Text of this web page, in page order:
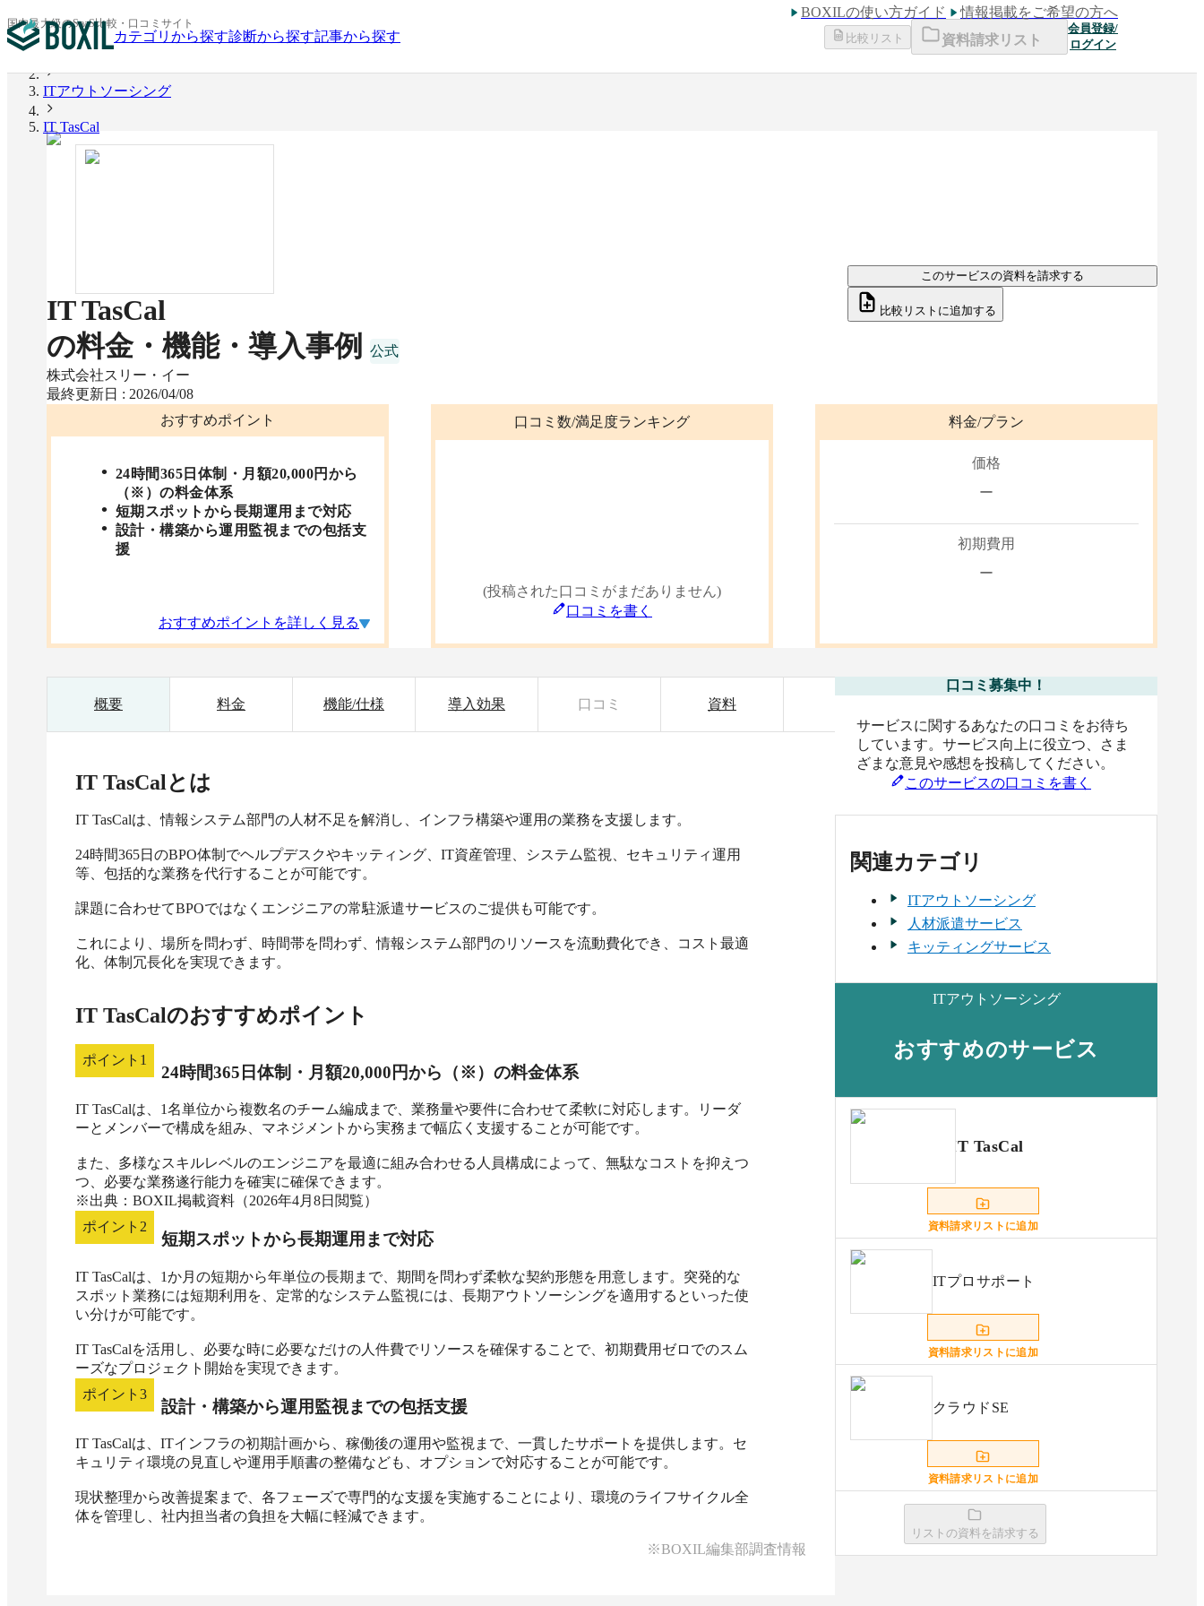
国内最大級のSaaS比較・口コミサイト
BOXILの使い方ガイド
情報掲載をご希望の方へ
カテゴリから探す診断から探す記事から探す 比較リスト 資料請求リスト
会員登録/
ログイン
ITアウトソーシング
IT TasCal
IT TasCal
の料金・機能・導入事例
株式会社スリー・イー
最終更新日 : 2026/04/08
このサービスの資料を請求する
比較リストに追加する
おすすめポイント
24時間365日体制・月額20,000円から
（※）の料金体系
短期スポットから長期運用まで対応
設計・構築から運用監視までの包括支
援
おすすめポイントを詳しく見る
口コミ数/満足度ランキング
(投稿された口コミがまだありません)
口コミを書く
料金/プラン
価格
ー
初期費用
ー
概要 料金 機能/仕様 導入効果 口コミ 資料
IT TasCal とは
IT TasCalは、情報システム部門の人材不足を解消し、インフラ構築や運用の業務を支援します。
24時間365日のBPO体制でヘルプデスクやキッティング、IT資産管理、システム監視、セキュリティ運用
等、包括的な業務を代行することが可能です。
課題に合わせてBPOではなくエンジニアの常駐派遣サービスのご提供も可能です。
これにより、場所を問わず、時間帯を問わず、情報システム部門のリソースを流動費化でき、コスト最適
化、体制冗長化を実現できます。
IT TasCalのおすすめポイント
ポイント 1
24時間365日体制・月額20,000円から（※）の料金体系
IT TasCalは、1名単位から複数名のチーム編成まで、業務量や要件に合わせて柔軟に対応します。リーダ
ーとメンバーで構成を組み、マネジメントから実務まで幅広く支援することが可能です。
また、多様なスキルレベルのエンジニアを最適に組み合わせる人員構成によって、無駄なコストを抑えつ
つ、必要な業務遂行能力を確実に確保できます。
※出典：BOXIL掲載資料（2026年4月8日閲覧）
ポイント 2
短期スポットから長期運用まで対応
IT TasCalは、1か月の短期から年単位の長期まで、期間を問わず柔軟な契約形態を用意します。突発的な
スポット業務には短期利用を、定常的なシステム監視には、長期アウトソーシングを適用するといった使
い分けが可能です。
IT TasCalを活用し、必要な時に必要なだけの人件費でリソースを確保することで、初期費用ゼロでのスム
ーズなプロジェクト開始を実現できます。
ポイント 3
設計・構築から運用監視までの包括支援
IT TasCalは、ITインフラの初期計画から、稼働後の運用や監視まで、一貫したサポートを提供します。セ
キュリティ環境の見直しや運用手順書の整備なども、オプションで対応することが可能です。
現状整理から改善提案まで、各フェーズで専門的な支援を実施することにより、環境のライフサイクル全
体を管理し、社内担当者の負担を大幅に軽減できます。
※BOXIL編集部調査情報
口コミ募集中！
サービスに関するあなたの口コミをお待ち
しています。サービス向上に役立つ、さま
ざまな意見や感想を投稿してください。
このサービスの口コミを書く
関連カテゴリ
ITアウトソーシング
人材派遣サービス
キッティングサービス
ITアウトソーシング
おすすめのサービス
IT TasCal
資料請求リストに追加
ITプロサポート
資料請求リストに追加
クラウドSE
資料請求リストに追加
QubeBaseの生成AI活用支援
リストの資料を請求する